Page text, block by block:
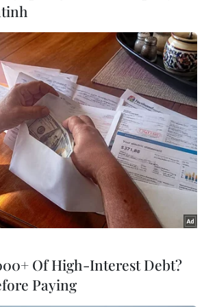
#Hạt giống rau
#Vụ Đông Xuân
Of High-Interest Debt?
Paying